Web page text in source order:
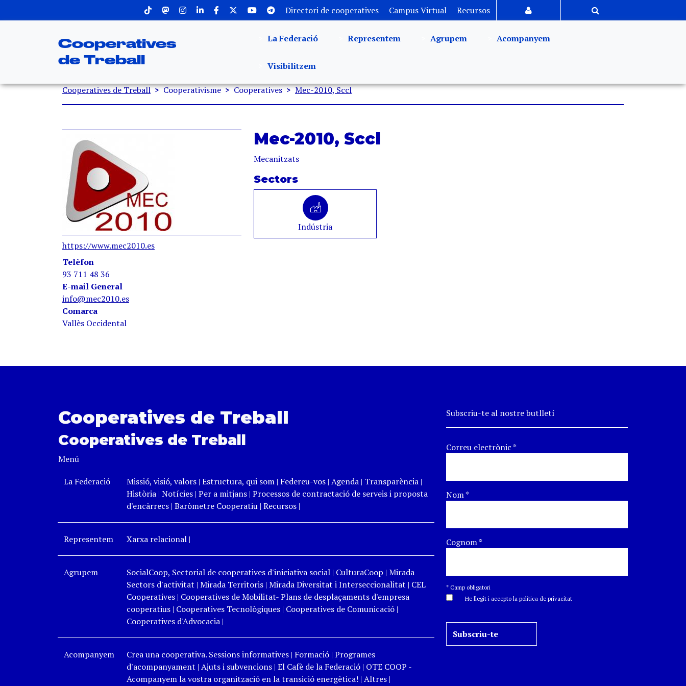
Menu superior Directori de cooperatives Campus Virtual Recursos
Cooperatives
de Treball
La Federació Representem Agrupem Acompanyem
Visibilitzem
Fil d'ariadna
Cooperatives de Treball Cooperativisme Cooperatives Mec-2010, Sccl
https://www.mec2010.es
Telèfon
93 711 48 36
E-mail General
info@mec2010.es
Comarca
Vallès Occidental
Mec-2010, Sccl
Mecanitzats
Sectors
Indústria
Cooperatives de Treball
Cooperatives de Treball
Menú
La Federació
Missió, visió, valors| Estructura, qui som| Federeu-vos| Agenda | Transparència|
Història| Notícies | Per a mitjans| Processos de contractació de serveis i proposta
d'encàrrecs| Baròmetre Cooperatiu| Recursos|
Representem Xarxa relacional|
Agrupem SocialCoop, Sectorial de cooperatives d'iniciativa social| CulturaCoop | Mirada
Sectors d'activitat | Mirada Territoris| Mirada Diversitat i Interseccionalitat | CEL
Cooperatives| Cooperatives de Mobilitat- Plans de desplaçaments d'empresa
cooperatius| Cooperatives Tecnològiques| Cooperatives de Comunicació|
Cooperatives d'Advocacia|
Acompanyem Crea una cooperativa. Sessions informatives| Formació| Programes
d'acompanyament | Ajuts i subvencions| El Cafè de la Federació| OTE COOP -
Acompanyem la vostra organització en la transició energètica! | Altres|
Subscriu-te al nostre butlletí
Correu electrònic*
Nom*
Cognom*
* Camp obligatori
He llegit i accepto la política de privacitat